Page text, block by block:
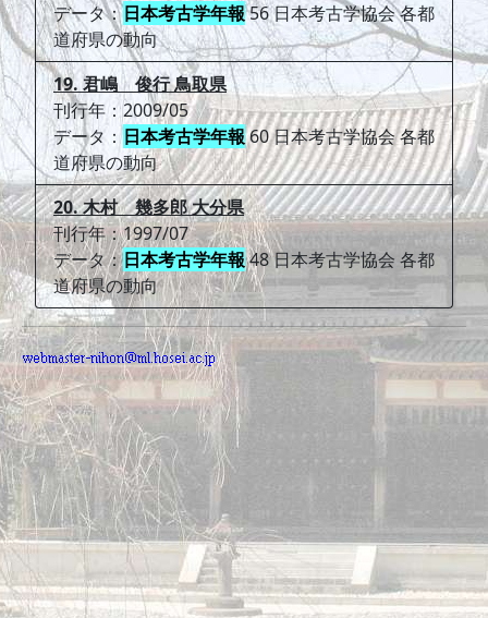
データ：日本考古学年報56 日本考古学協会 各都
道府県の動向
19. 君嶋 俊行 鳥取県
刊行年：2009/05
データ：日本考古学年報60 日本考古学協会 各都
道府県の動向
20. 木村 幾多郎 大分県
刊行年：1997/07
データ：日本考古学年報48 日本考古学協会 各都
道府県の動向